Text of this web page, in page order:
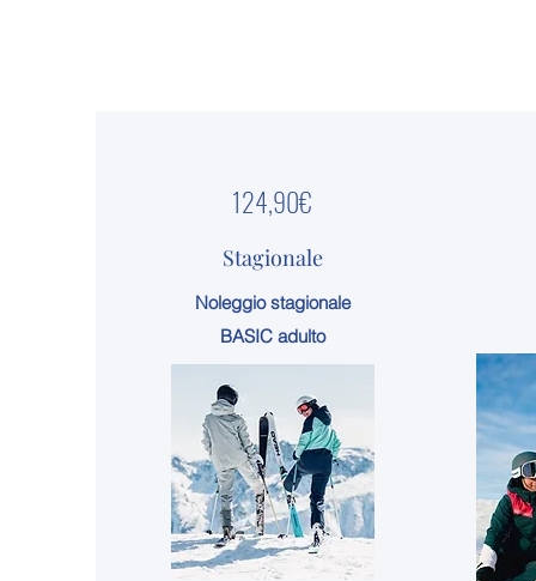
124,90€
Stagionale
Noleggio stagionale
BASIC adulto